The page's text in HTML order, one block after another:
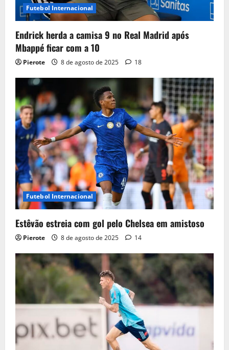
Futebol Internacional
Endrick herda a camisa 9 no Real Madrid após
Mbappé ficar com a 10
Pierote 8 de agosto de 2025 18
Futebol Internacional
Estêvão estreia com gol pelo Chelsea em amistoso
Pierote 8 de agosto de 2025 14